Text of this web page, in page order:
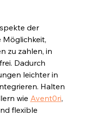
der
Möglichkeit,
zu zahlen, in
Dadurch
leichter in
Halten
wie Avent0ri,
flexible